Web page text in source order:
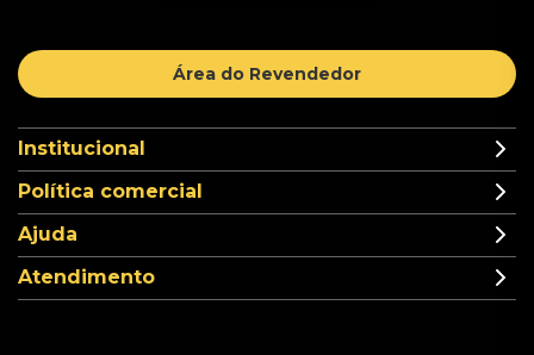
Área do Revendedor
Institucional
Política comercial
Ajuda
Atendimento